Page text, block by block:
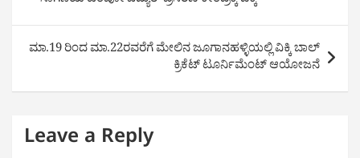
ಮಾ.19 ರಿಂದ ಮಾ.22ರವರೆಗೆ ಮೇಲಿನ ಜೂಗಾನಹಳ್ಳಿಯಲ್ಲಿ ವಿಕ್ಕಿ ಬಾಲ್
ಕ್ರಿಕೆಟ್ ಟೂರ್ನಿಮೆಂಟ್ ಆಯೋಜನೆ
Leave a Reply